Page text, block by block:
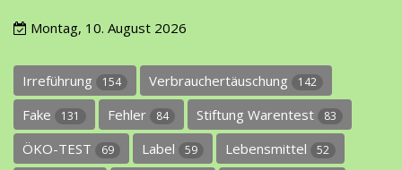
Montag, 10. August 2026
Irreführung 154 Verbrauchertäuschung 142
Fake 131 Fehler 84 Stiftung Warentest 83
ÖKO-TEST 69 Label 59 Lebensmittel 52